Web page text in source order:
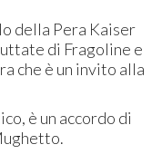
della Pera Kaiser
di Fragoline e
che è un invito alla
è un accordo di